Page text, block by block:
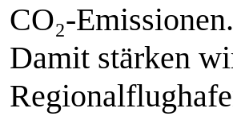
CO₂-Emissionen.
Damit stärken